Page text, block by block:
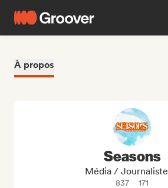
À propos
Seasons
Média / Journaliste
837 171